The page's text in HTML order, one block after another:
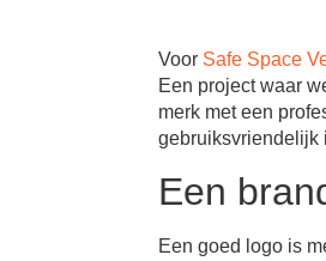
Voor Safe Space
Een project waar
merk met een
gebruiksvriendelijk
Een
Een goed logo is